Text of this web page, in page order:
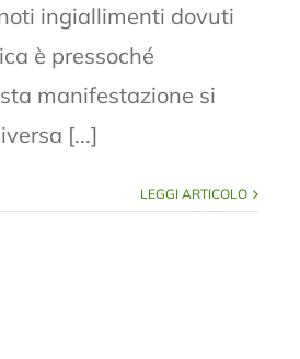
ingiallimenti dovuti
è pressoché
manifestazione si
[...]
LEGGI ARTICOLO